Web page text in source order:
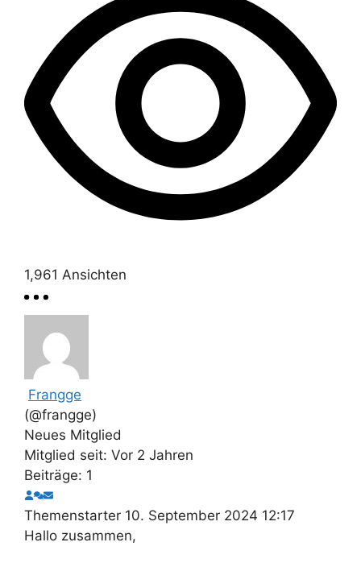
1,961 Ansichten
Frangge
(@frangge)
Neues Mitglied
Mitglied seit: Vor 2 Jahren
Beiträge: 1
Themenstarter 10. September 2024 12:17
Hallo zusammen,